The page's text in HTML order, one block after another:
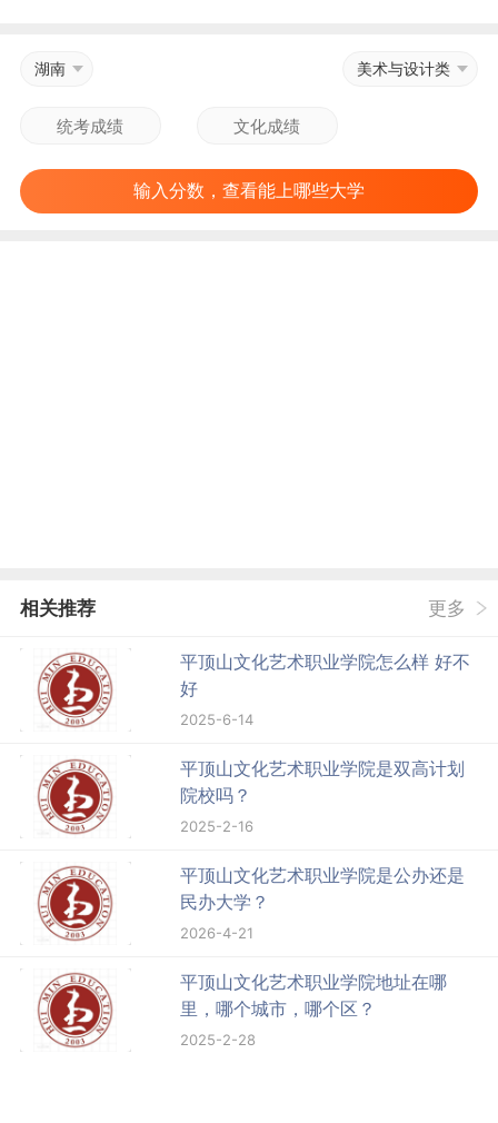
湖南 美术与设计类
输入分数，查看能上哪些大学
相关推荐 更多
平顶山文化艺术职业学院怎么样 好不
好
2025-6-14
平顶山文化艺术职业学院是双高计划
院校吗？
2025-2-16
平顶山文化艺术职业学院是公办还是
民办大学？
2026-4-21
平顶山文化艺术职业学院地址在哪
里，哪个城市，哪个区？
2025-2-28